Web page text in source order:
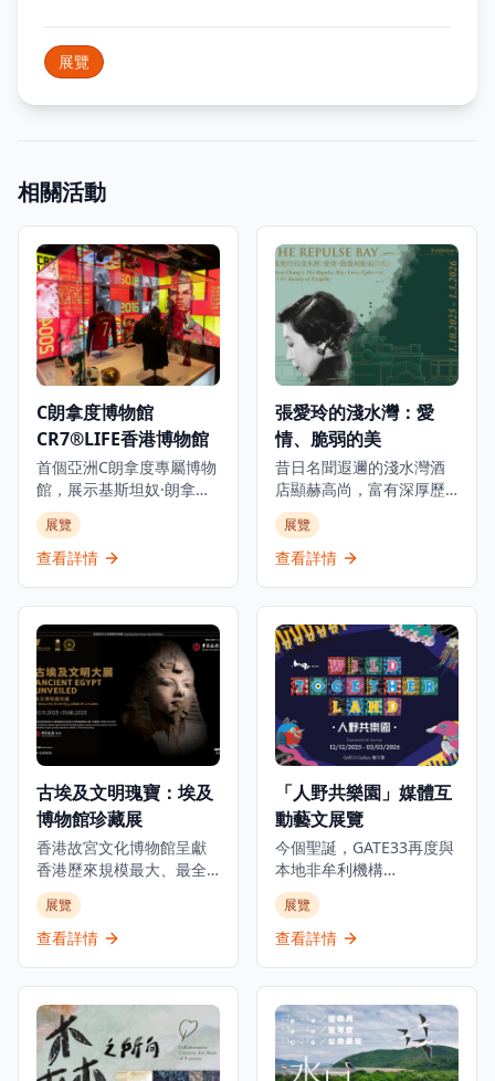
展覽
相關活動
C朗拿度博物館
CR7®LIFE香港博物館
首個亞洲C朗拿度專屬博物
館，展示基斯坦奴·朗拿度
的人生旅程、職業生涯和
生活，透過獨家視角呈現
從未公開的故事，是足球
者深入了解這位足球傳奇
巨星的世界，展出個人珍
藏品、互動展示和沉浸式
展覽，包括他的獎盃、球
衣、簽名物品等珍貴收
藏。博物館位於K11
MUSEA，不僅展示C朗拿
索他的個人生活和成長歷
程，讓參觀者全面了解這
位足球巨星的傳奇故事。
無論是足球迷、體育愛好
者還是想要了解足球文化
的遊客，都能在這個博物
館中找到屬於自己的樂
趣，感受足球運動的魅力
展覽
查看詳情
張愛玲的淺水灣：愛
情、脆弱的美
昔日名聞遐邇的淺水灣酒
店顯赫高尚，富有深厚歷
史底蘊，是世界各地名人
雅士匯聚之地。今年正值
張愛玲逝世三十週年之
情、脆弱的美」展覽，探
索這位文學巨匠與淺水灣
酒店這座地標的深厚聯
繫。展覽將於2025年10月
1日至2026年3月1日舉
行，邀請觀眾穿梭淺水灣
酒店的歷史與張愛玲的文
為這位中國文壇傳奇的靈
感來源，在時代流轉中如
何啟發她的創作。是次展
覽將展出多件珍貴藏品，
包括1941年的酒店菜單、
歷史照片及從未曝光的資
料，見證淺水灣酒店的輝
煌歷史。除此之外，展覽
稿和信件複製品，讓觀眾
可以一暏張愛玲的內心世
界，了解淺水灣酒店如何
展覽
查看詳情
古埃及文明瑰寶：埃及
博物館珍藏展
香港故宮文化博物館呈獻
香港歷來規模最大、最全
面及展期最長的古埃及珍
寶展覽。這個里程碑式的
展覽與埃及最高文物委員
古遺址的250件珍貴文物。
展覽透過四個主題部分追
溯古埃及文明5000年的發
展：「法老的國度」、
展覽
查看詳情
「人野共樂園」媒體互
動藝文展覽
今個聖誕，GATE33再度與
本地非牟利機構
ALAN（ARTISTS who
LOVE ANIMALS &
NATURE）攜手呈獻極具意
品，化身動物視角，親身
經歷牠們在都市中的挑
戰。 由香港、日本及意大
利的藝術家共同創作，以
展覽
查看詳情